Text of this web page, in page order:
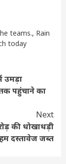
teams., Rain
today
उमड़ा
पहुंचाने का
Next
की धोखाधड़ी
दस्तावेज जब्त